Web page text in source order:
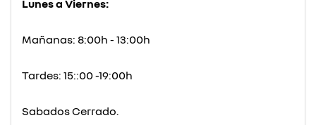
Lunes a Viernes:
Mañanas: 8:00h - 13:00h
Tardes: 15::00 -19:00h
Sabados Cerrado.